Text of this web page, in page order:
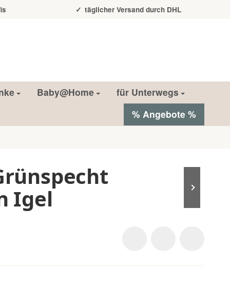
täglicher Versand durch DHL
Baby@Home
für Unterwegs
% Angebote %
Igel